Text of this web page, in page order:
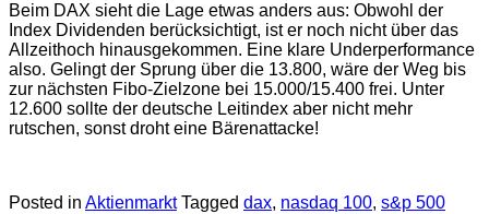
Beim DAX sieht die Lage etwas anders aus: Obwohl der
Index Dividenden berücksichtigt, ist er noch nicht über das
Allzeithoch hinausgekommen. Eine klare Underperformance
also. Gelingt der Sprung über die 13.800, wäre der Weg bis
zur nächsten Fibo-Zielzone bei 15.000/15.400 frei. Unter
12.600 sollte der deutsche Leitindex aber nicht mehr
rutschen, sonst droht eine Bärenattacke!
Posted in Aktienmarkt Tagged dax, nasdaq 100, s&p 500